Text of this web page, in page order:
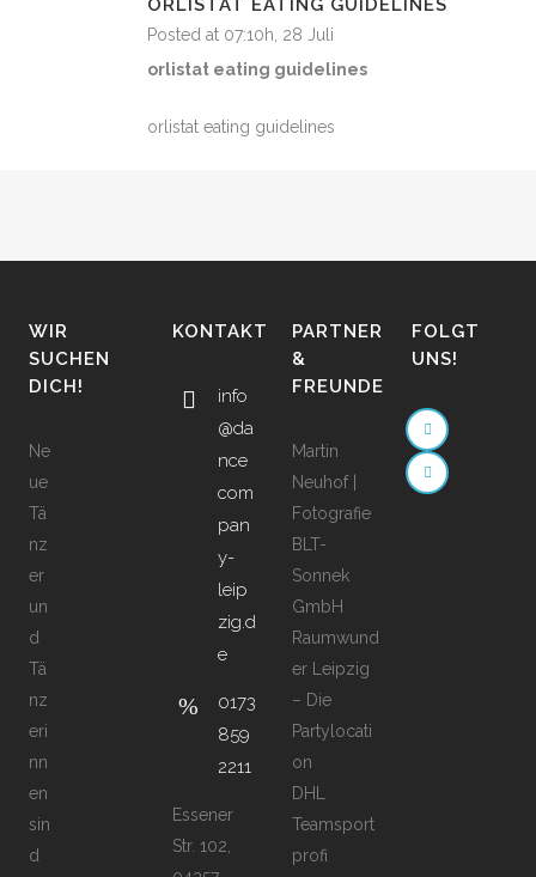
ORLISTAT EATING GUIDELINES
Posted at 07:10h, 28 Juli
orlistat eating guidelines
orlistat eating guidelines
WIR
SUCHEN
DICH!
Ne
ue
Tä
nz
er
un
d
Tä
nz
eri
nn
en
sin
d
KONTAKT
info
@da
nce
com
pan
y-
leip
zig.d
e
0173
859
2211
Essener
Str. 102,
PARTNER
&
FREUNDE
Martin
Neuhof |
Fotografie
BLT-
Sonnek
GmbH
Raumwund
er Leipzig
– Die
Partylocati
on
DHL
Teamsport
profi
FOLGT
UNS!